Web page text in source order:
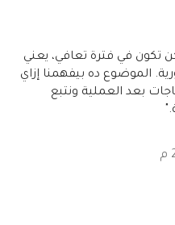
تكون في فترة تعافي، يعني
الموضوع ده بيفهمنا إزاي
بعد العملية ونتبع